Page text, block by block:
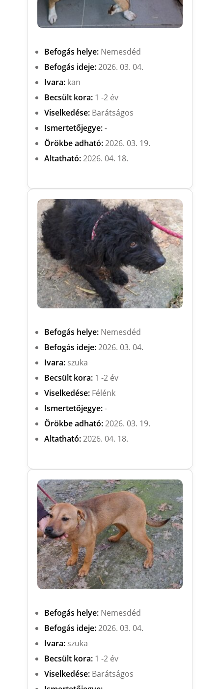
Befogás helye:Nemesdéd
Befogás ideje:2026. 03. 04.
Ivara:kan
Becsült kora:1 -2 év
Viselkedése:Barátságos
Ismertetőjegye:-
Örökbe adható:2026. 03. 19.
Altatható:2026. 04. 18.
Befogás helye:Nemesdéd
Befogás ideje:2026. 03. 04.
Ivara:szuka
Becsült kora:1 -2 év
Viselkedése:Félénk
Ismertetőjegye:-
Örökbe adható:2026. 03. 19.
Altatható:2026. 04. 18.
Befogás helye:Nemesdéd
Befogás ideje:2026. 03. 04.
Ivara:szuka
Becsült kora:1 -2 év
Viselkedése:Barátságos